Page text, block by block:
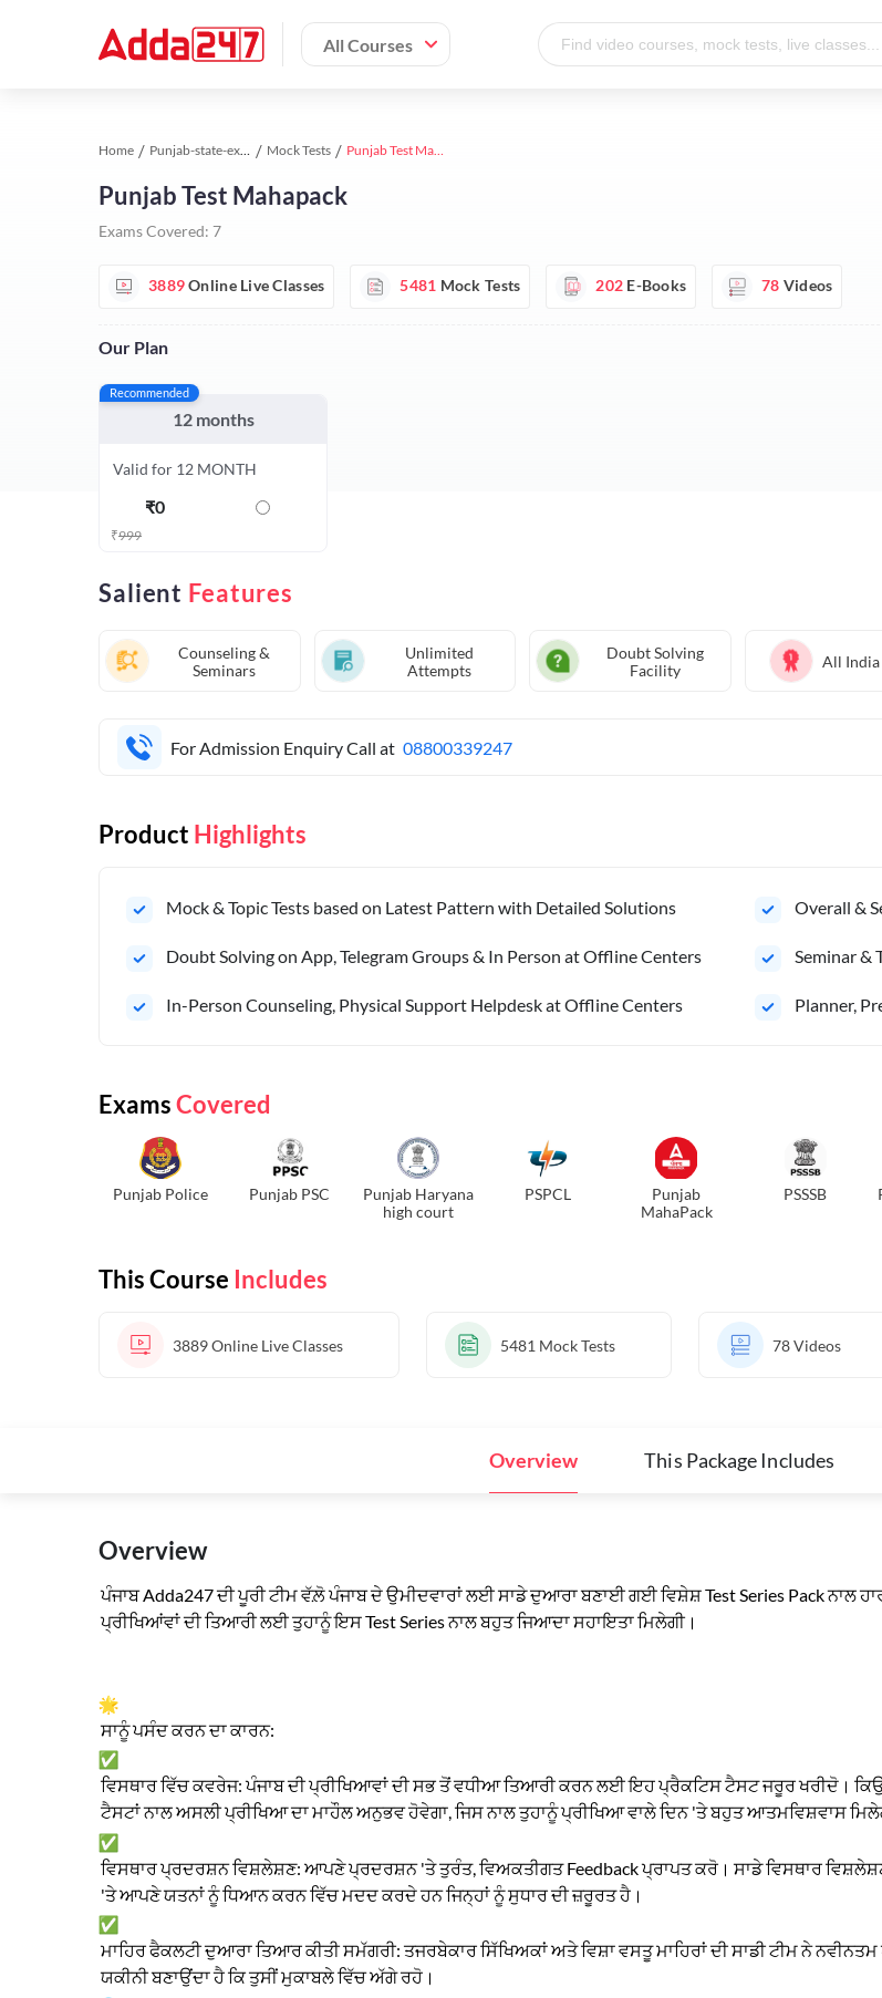
All Courses
Home Punjab-state-exams study material Mock Tests Punjab Test Mahapack
Punjab Test Mahapack
Exams Covered: 7
3889Online Live Classes 5481 Mock Tests 202 E-Books 78 Videos
Our Plan
Recommended
12 months
Valid for 12 MONTH
₹0
₹999
Salient Features
Counseling &
Seminars
Unlimited
Attempts
Doubt Solving
Facility
All India
For Admission Enquiry Call at 08800339247
Product Highlights
Mock & Topic Tests based on Latest Pattern with Detailed Solutions Overall &
Doubt Solving on App, Telegram Groups & In Person at Offline Centers Seminar &
In-Person Counseling, Physical Support Helpdesk at Offline Centers Planner,
ExamsCovered
Punjab Police Punjab PSC
Punjab Haryana
high court
PSPCL
Punjab
MahaPack
PSSSB
This Course Includes
3889Online Live Classes 5481 Mock Tests 78Videos
Overview This Package Includes
Overview
ਪੰਜਾਬ Adda247 ਦੀ ਪੂਰੀ ਟੀਮ ਵੱਲ਼ੋ ਪੰਜਾਬ ਦੇ ਉਮੀਦਵਾਰਾਂ ਲਈ ਸਾਡੇ ਦੁਆਰਾ ਬਣਾਈ ਗਈ ਵਿਸ਼ੇਸ਼ Test Series Pack ਨਾਲ
ਪ੍ਰੀਖਿਆਂਵਾਂ ਦੀ ਤਿਆਰੀ ਲਈ ਤੁਹਾਨੂੰ ਇਸ Test Series ਨਾਲ ਬਹੁਤ ਜਿਆਦਾ ਸਹਾਇਤਾ ਮਿਲੇਗੀ।
ਸਾਨੂੰ ਪਸੰਦ ਕਰਨ ਦਾ ਕਾਰਨ:
ਵਿਸਥਾਰ ਵਿੱਚ ਕਵਰੇਜ: ਪੰਜਾਬ ਦੀ ਪ੍ਰੀਖਿਆਵਾਂ ਦੀ ਸਭ ਤੋਂ ਵਧੀਆ ਤਿਆਰੀ ਕਰਨ ਲਈ ਇਹ ਪ੍ਰੈਕਟਿਸ ਟੈਸਟ ਜਰੂਰ ਖਰੀਦੋ।
ਟੈਸਟਾਂ ਨਾਲ ਅਸਲੀ ਪ੍ਰੀਖਿਆ ਦਾ ਮਾਹੌਲ ਅਨੁਭਵ ਹੋਵੇਗਾ, ਜਿਸ ਨਾਲ ਤੁਹਾਨੂੰ ਪ੍ਰੀਖਿਆ ਵਾਲੇ ਦਿਨ 'ਤੇ ਬਹੁਤ ਆਤਮਵਿਸ਼ਵਾਸ
ਵਿਸਥਾਰ ਪ੍ਰਦਰਸ਼ਨ ਵਿਸ਼ਲੇਸ਼ਣ: ਆਪਣੇ ਪ੍ਰਦਰਸ਼ਨ 'ਤੇ ਤੁਰੰਤ, ਵਿਅਕਤੀਗਤ Feedback ਪ੍ਰਾਪਤ ਕਰੋ। ਸਾਡੇ ਵਿਸਥਾਰ
'ਤੇ ਆਪਣੇ ਯਤਨਾਂ ਨੂੰ ਧਿਆਨ ਕਰਨ ਵਿੱਚ ਮਦਦ ਕਰਦੇ ਹਨ ਜਿਨ੍ਹਾਂ ਨੂੰ ਸੁਧਾਰ ਦੀ ਜ਼ਰੂਰਤ ਹੈ।
ਮਾਹਿਰ ਫੈਕਲਟੀ ਦੁਆਰਾ ਤਿਆਰ ਕੀਤੀ ਸਮੱਗਰੀ: ਤਜਰਬੇਕਾਰ ਸਿੱਖਿਅਕਾਂ ਅਤੇ ਵਿਸ਼ਾ ਵਸਤੂ ਮਾਹਿਰਾਂ ਦੀ ਸਾਡੀ ਟੀਮ ਨੇ
ਯਕੀਨੀ ਬਣਾਉਂਦਾ ਹੈ ਕਿ ਤੁਸੀਂ ਮੁਕਾਬਲੇ ਵਿੱਚ ਅੱਗੇ ਰਹੋ।